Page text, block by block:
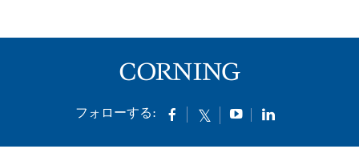
フォローする: